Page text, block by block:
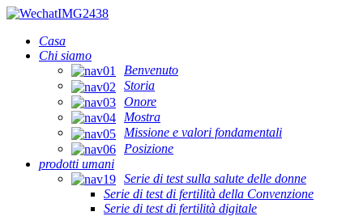
Casa
Chi siamo
Benvenuto
Storia
Onore
Mostra
Missione e valori fondamentali
Posizione
prodotti umani
Serie di test sulla salute delle donne
Serie di test di fertilità della Convenzione
Serie di test di fertilità digitale